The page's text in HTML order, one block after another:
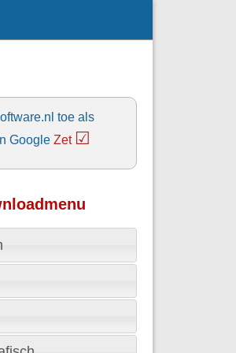
toe als
Google Zet ☑